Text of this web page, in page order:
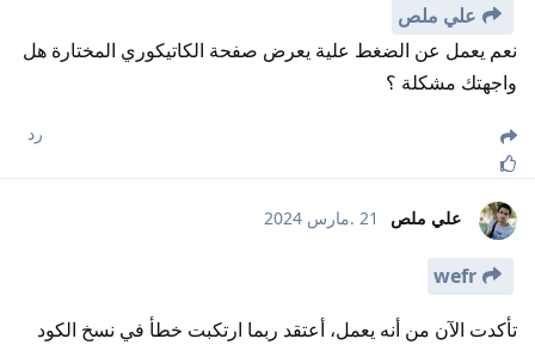
علي ملص
نعم يعمل عن الضغط علية يعرض صفحة الكاتيكوري المختارة هل
واجهتك مشكلة ؟
رد
علي ملص 21 .مارس 2024
wefr
تأكدت الآن من أنه يعمل، أعتقد ربما ارتكبت خطأ في نسخ الكود